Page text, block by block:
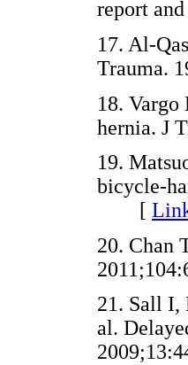
report
17. Al-
18.
hernia.
19.
bicycle-
[
20. Chan
21. Sall
al.